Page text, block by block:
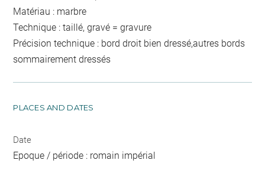
Matériau : marbre
Technique : taillé, gravé = gravure
Précision technique : bord droit bien dressé,autres bords
sommairement dressés
PLACES AND DATES
Date
Epoque / période : romain impérial